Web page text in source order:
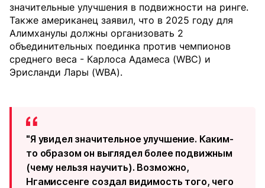
значительные улучшения в подвижности на ринге.
Также американец заявил, что в 2025 году для
Алимханулы должны организовать 2
объединительных поединка против чемпионов
среднего веса - Карлоса Адамеса (WBC) и
Эрисланди Лары (WBA).
"Я увидел значительное улучшение. Каким-
то образом он выглядел более подвижным
(чему нельзя научить). Возможно,
Нгамиссенге создал видимость того, чего